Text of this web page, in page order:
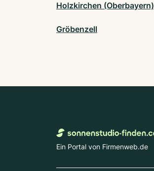
Holzkirchen (Oberbayern)
Gröbenzell
Ein Portal von Firmenweb.de